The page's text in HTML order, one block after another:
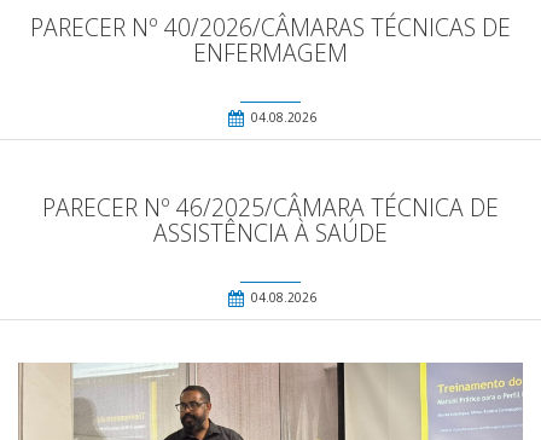
PARECER Nº 40/2026/CÂMARAS TÉCNICAS DE
ENFERMAGEM
04.08.2026
PARECER Nº 46/2025/CÂMARA TÉCNICA DE
ASSISTÊNCIA À SAÚDE
04.08.2026